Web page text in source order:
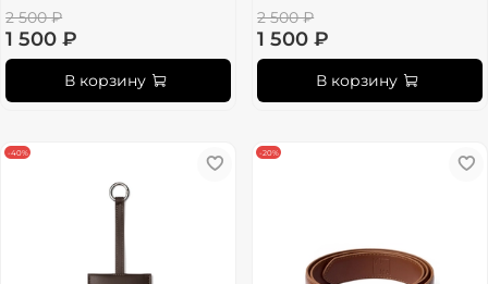
2 500 ₽
1 500 ₽
В корзину
2 500 ₽
1 500 ₽
В корзину
-40% -20%